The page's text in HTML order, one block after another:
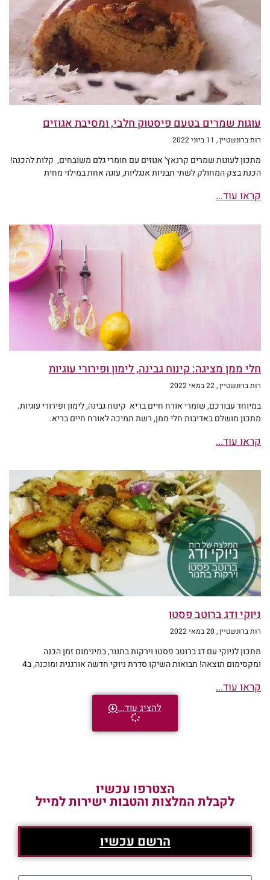
עוגות שמרים בטעם פיסטוק חלבי, ומסיבת אגוזים
רות ברונשטיין 11 ביוני 2022
מתכון לעוגות שמרים קרנאץ' אגוזים עם חומרי גלם משובחים, קלות להכנה!
הכנת בצק המחולק לשתי תבניות אנגליות, עוגה אחת במילוי מחית
קראו עוד...
חלי ממן מציגה: קינוח גבינה, לימון ופירורי עוגיות
רות ברונשטיין 22 במאי 2022
במיוחד עבורכם, שומרי אורח חיים בריא קינוח גבינה, לימון ופירורי עוגיות.
מתכון מושלם באדיבות חלי ממן, רשת תמיכה לאורח חיים בריא.
קראו עוד...
ניוקי ודג ברוטב פסטו
רות ברונשטיין 20 במאי 2022
מתכון לניוקי עם דג ברוטב פסטו וירקות בתנור, במינימום זמן הכנה
ומקסימום תוצאה! תבואות השיקו סדרת ניוקי חדשה אורגנית ומוכנה, ב4
קראו עוד...
להציג עוד...
הצטרפו עכשיו
לקבלת המלצות והטבות ישירות למייל
הרשם עכשיו